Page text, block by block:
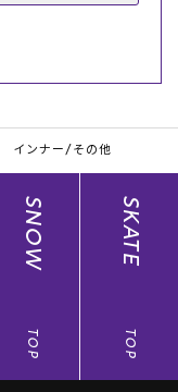
インナー/その他
SNOW
TOP
SKATE
TOP